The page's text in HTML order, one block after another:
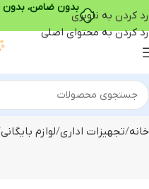
رد کردن به ناوبری
رد کردن به محتوای اصلی
خانه تجهیزات اداری لوازم بایگانی